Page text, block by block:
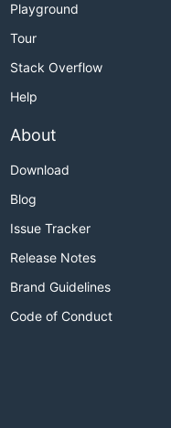
Playground
Tour
Stack Overflow
Help
About
Download
Blog
Issue Tracker
Release Notes
Brand Guidelines
Code of Conduct